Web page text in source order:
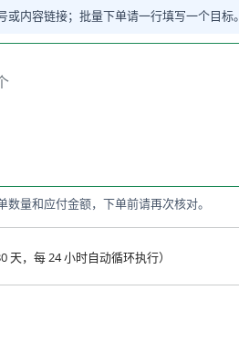
内容链接；批量下单请一行填写一个目标。
量和应付金额，下单前请再次核对。
天，每 24 小时自动循环执行）